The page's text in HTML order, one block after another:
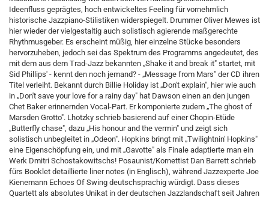
Ideenfluss geprägtes, hoch entwickeltes Feeling für vornehmlich
historische Jazzpiano-Stilistiken widerspiegelt. Drummer Oliver Mewes ist
hier wieder der vielgestaltig auch solistisch agierende maßgerechte
Rhythmusgeber. Es erscheint müßig, hier einzelne Stücke besonders
hervorzuheben, jedoch sei das Spektrum des Programms angedeutet, des
mit dem aus dem Trad-Jazz bekannten „Shake it and break it" startet, mit
Sid Phillips' - kennt den noch jemand? - „Message from Mars" der CD ihren
Titel verleiht. Bekannt durch Billie Holiday ist „Don't explain", hier wie auch
in „Don't save your love for a rainy day" hat Dawson einen an den jungen
Chet Baker erinnernden Vocal-Part. Er komponierte zudem „The ghost of
Marsden Grotto". Lhotzky schrieb basierend auf einer Chopin-Etüde
„Butterfly chase", dazu „His honour and the vermin" und zeigt sich
solistisch unbegleitet in „Odeon". Hopkins bringt mit „Twilightnin' Hopkins"
eine Eigenschöpfung ein, und mit „Gavotte" als Finale adaptierte man ein
Werk Dmitri Schostakowitschs! Posaunist/Kornettist Dan Barrett schrieb
fürs Booklet detaillierte liner notes (in Englisch), während Jazzexperte Joe
Kienemann Echoes Of Swing deutschsprachig würdigt. Dass dieses
Quartett als absolutes Unikat in der deutschen Jazzlandschaft seit Jahren